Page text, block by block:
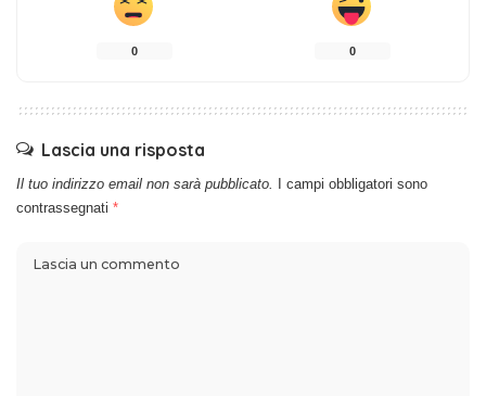
0 0
Lascia una risposta
Il tuo indirizzo email non sarà pubblicato. I campi obbligatori sono
contrassegnati *